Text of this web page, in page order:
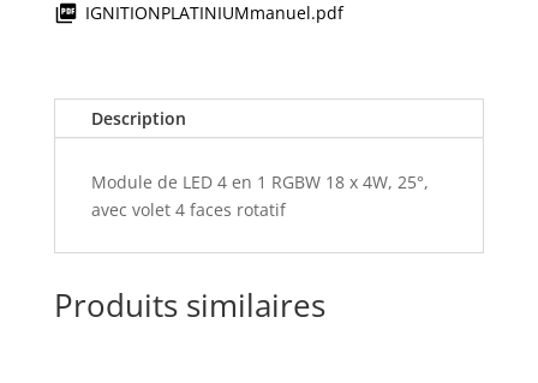
IGNITIONPLATINIUMmanuel.pdf
Description
Module de LED 4 en 1 RGBW 18 x 4W, 25°,
avec volet 4 faces rotatif
Produits similaires